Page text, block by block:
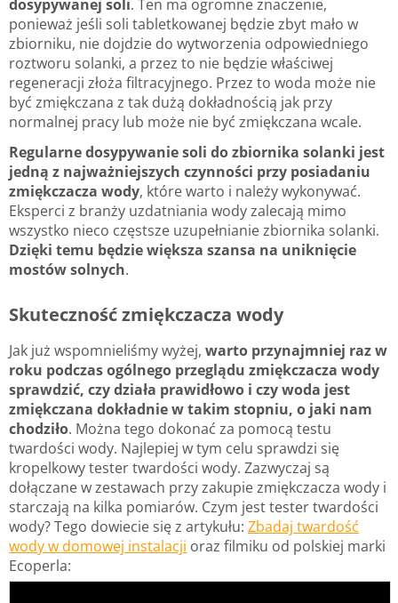
dosypywanej soli. Ten ma ogromne znaczenie,
ponieważ jeśli soli tabletkowanej będzie zbyt mało w
zbiorniku, nie dojdzie do wytworzenia odpowiedniego
roztworu solanki, a przez to nie będzie właściwej
regeneracji złoża filtracyjnego. Przez to woda może nie
być zmiękczana z tak dużą dokładnością jak przy
normalnej pracy lub może nie być zmiękczana wcale.
Regularne dosypywanie soli do zbiornika solanki jest
jedną z najważniejszych czynności przy posiadaniu
zmiękczacza wody, które warto i należy wykonywać.
Eksperci z branży uzdatniania wody zalecają mimo
wszystko nieco częstsze uzupełnianie zbiornika solanki.
Dzięki temu będzie większa szansa na uniknięcie
mostów solnych.
Skuteczność zmiękczacza wody
Jak już wspomnieliśmy wyżej, warto przynajmniej raz w
roku podczas ogólnego przeglądu zmiękczacza wody
sprawdzić, czy działa prawidłowo i czy woda jest
zmiękczana dokładnie w takim stopniu, o jaki nam
chodziło. Można tego dokonać za pomocą testu
twardości wody. Najlepiej w tym celu sprawdzi się
kropelkowy tester twardości wody. Zazwyczaj są
dołączane w zestawach przy zakupie zmiękczacza wody i
starczają na kilka pomiarów. Czym jest tester twardości
wody? Tego dowiecie się z artykułu: Zbadaj twardość
wody w domowej instalacji oraz filmiku od polskiej marki
Ecoperla: